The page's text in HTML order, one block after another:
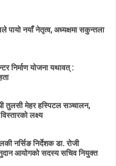
पायो नयाँ नेतृत्व, अध्यक्षमा सकुन्तला
निर्माण योजना यथावत् :
तुलसी मेहर हस्पिटल सञ्चालन,
लक्ष्य
नर्सिङ निर्देशक डा. रोजी
आयोगको सदस्य सचिव नियुक्त